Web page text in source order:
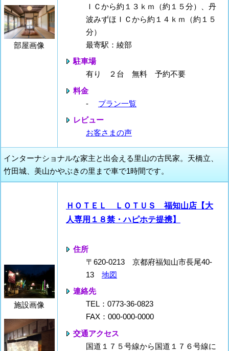
部屋画像
ＩＣから約１３ｋｍ（約１５分）、丹
波みずほＩＣから約１４ｋｍ（約１５
分）
最寄駅：綾部
駐車場
有り ２台 無料 予約不要
料金
- プラン一覧
レビュー
お客さまの声
インターナショナルな家主と出会える里山の古民家。天橋立、
竹田城、美山かやぶきの里まで車で1時間です。
施設画像
ＨＯＴＥＬ ＬＯＴＵＳ 福知山店【大
人専用１８禁・ハピホテ提携】
住所
〒620-0213 京都府福知山市長尾40-
13 地図
連絡先
TEL：0773-36-0823
FAX：000-000-0000
交通アクセス
国道１７５号線から国道１７６号線に